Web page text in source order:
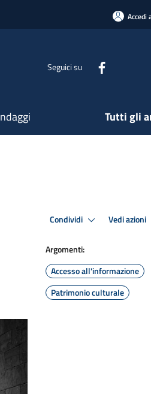
Accedi
Seguici su
Tutti gli
Condividi Vedi azioni
Argomenti:
Accesso all'informazione
Patrimonio culturale